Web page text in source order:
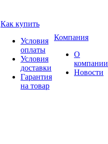
Как купить
Условия
оплаты
Условия
доставки
Гарантия
на товар
Компания
О
компании
Новости